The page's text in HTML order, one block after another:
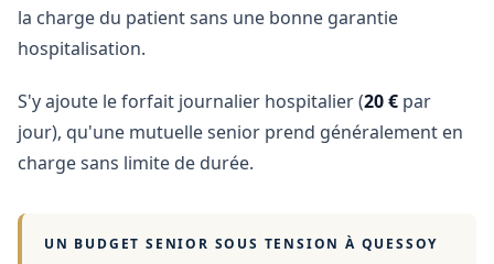
la charge du patient sans une bonne garantie
hospitalisation.
S'y ajoute le forfait journalier hospitalier (20 € par
jour), qu'une mutuelle senior prend généralement en
charge sans limite de durée.
UN BUDGET SENIOR SOUS TENSION À QUESSOY